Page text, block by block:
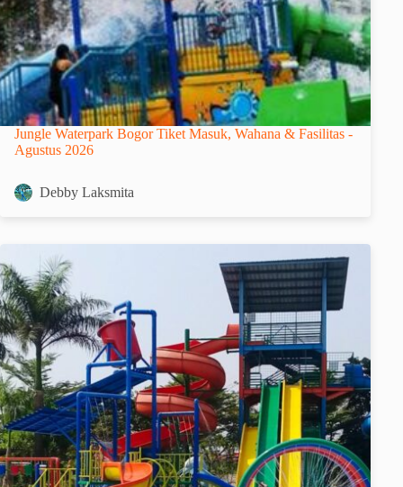
Jungle Waterpark Bogor Tiket Masuk, Wahana & Fasilitas -
Agustus 2026
Debby Laksmita